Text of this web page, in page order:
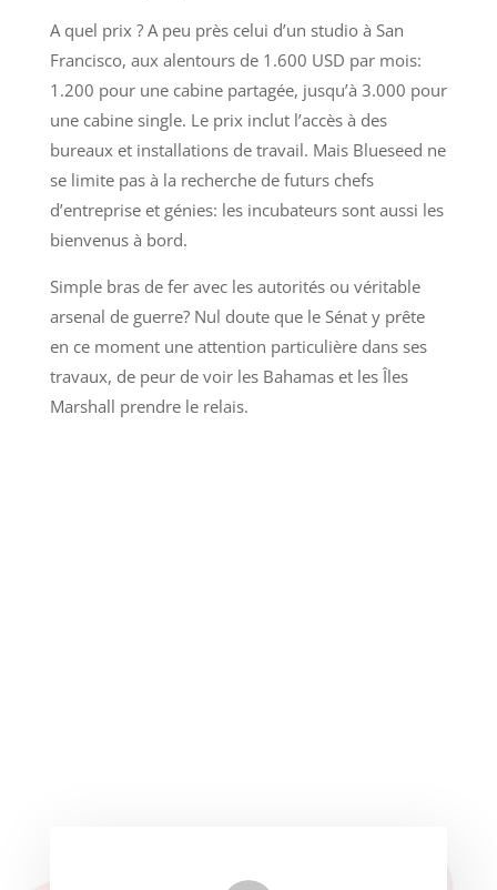
A quel prix ? A peu près celui d’un studio à San
Francisco, aux alentours de 1.600 USD par mois:
1.200 pour une cabine partagée, jusqu’à 3.000 pour
une cabine single. Le prix inclut l’accès à des
bureaux et installations de travail. Mais Blueseed ne
se limite pas à la recherche de futurs chefs
d’entreprise et génies: les incubateurs sont aussi les
bienvenus à bord.
Simple bras de fer avec les autorités ou véritable
arsenal de guerre? Nul doute que le Sénat y prête
en ce moment une attention particulière dans ses
travaux, de peur de voir les Bahamas et les Îles
Marshall prendre le relais.